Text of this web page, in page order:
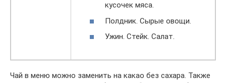
кусочек мяса.
Полдник. Сырые овощи.
Ужин. Стейк. Салат.
Чай в меню можно заменить на какао без сахара. Также